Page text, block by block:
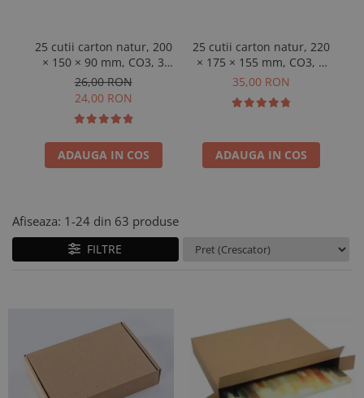
25 cutii carton natur, 200
× 150 × 90 mm, CO3, 3
straturi
26,00 RON
24,00 RON
ADAUGA IN COS
25 cutii carton natur, 220
× 175 × 155 mm, CO3, 3
straturi
35,00 RON
ADAUGA IN COS
Afiseaza: 1-24 din 63 produse
FILTRE